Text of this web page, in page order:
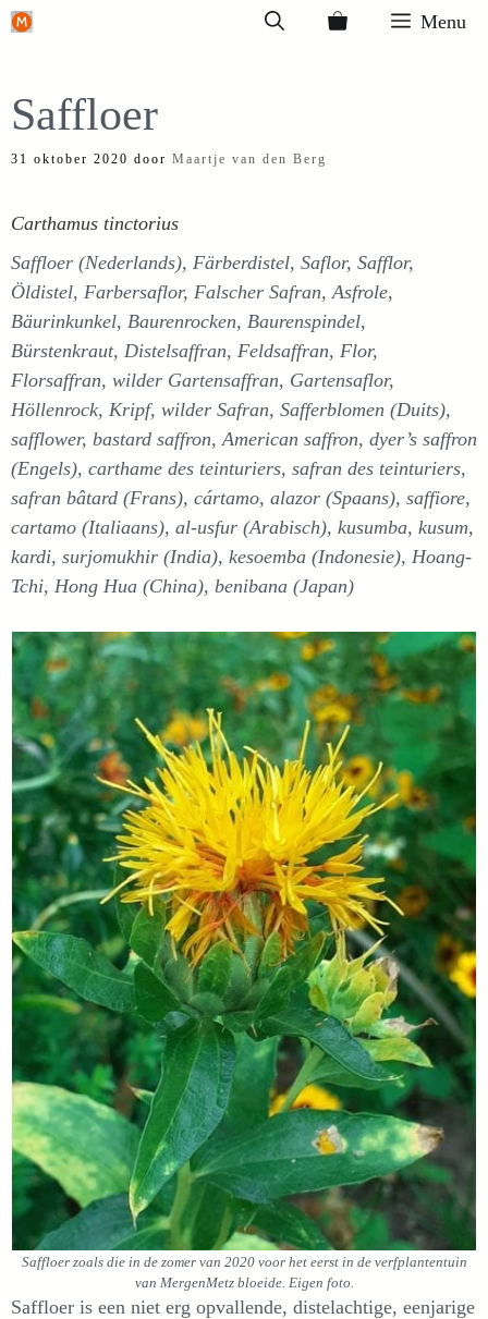
Ga
inhoud
Menu
Saffloer
31 oktober 2020 door Maartje van den Berg
Carthamus tinctorius
Saffloer (Nederlands), Färberdistel, Saflor, Safflor,
Öldistel, Farbersaflor, Falscher Safran, Asfrole,
Bäurinkunkel, Baurenrocken, Baurenspindel,
Bürstenkraut, Distelsaffran, Feldsaffran, Flor,
Florsaffran, wilder Gartensaffran, Gartensaflor,
Höllenrock, Kripf, wilder Safran, Safferblomen (Duits),
safflower, bastard saffron, American saffron, dyer’s saffron
(Engels), carthame des teinturiers, safran des teinturiers,
safran bâtard (Frans), cártamo, alazor (Spaans), saffiore,
cartamo (Italiaans), al-usfur (Arabisch), kusumba, kusum,
kardi, surjomukhir (India), kesoemba (Indonesie), Hoang-
Tchi, Hong Hua (China), benibana (Japan)
Saffloer zoals die in de zomer van 2020 voor het eerst in de verfplantentuin
van MergenMetz bloeide. Eigen foto.
Saffloer is een niet erg opvallende, distelachtige, eenjarige